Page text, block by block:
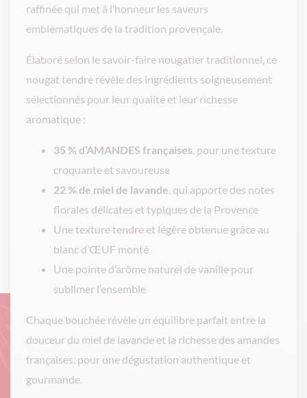
raffinée qui met à l’honneur les saveurs
emblématiques de la tradition provençale.
Élaboré selon le savoir-faire nougatier traditionnel, ce
nougat tendre révèle des ingrédients soigneusement
sélectionnés pour leur qualité et leur richesse
aromatique :
35 % d’AMANDES françaises, pour une texture
croquante et savoureuse
22 % de miel de lavande, qui apporte des notes
florales délicates et typiques de la Provence
Une texture tendre et légère obtenue grâce au
blanc d’ŒUF monté
Une pointe d’arôme naturel de vanille pour
sublimer l’ensemble
Chaque bouchée révèle un équilibre parfait entre la
douceur du miel de lavande et la richesse des amandes
françaises, pour une dégustation authentique et
gourmande.